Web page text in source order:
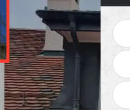
Devis changement de
tuile Suisse